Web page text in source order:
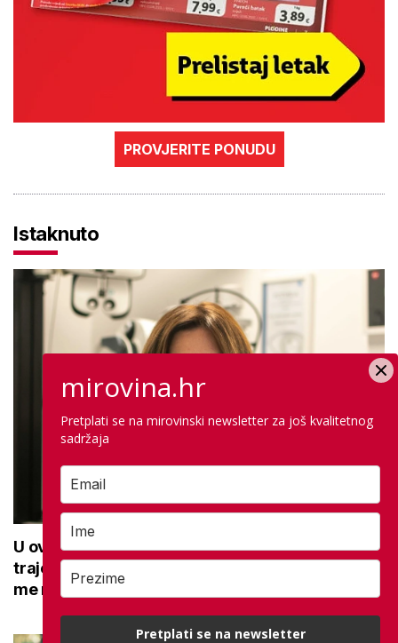
PROVJERITE PONUDU
Istaknuto
U ovoj optici rade najdetaljniji pregled vida,
traje sat vremena: Bila sam na njemu, evo što
me naučio
mirovina.hr
Pretplati se na mirovinski newsletter za još kvalitetnog
sadržaja
Pretplati se na newsletter